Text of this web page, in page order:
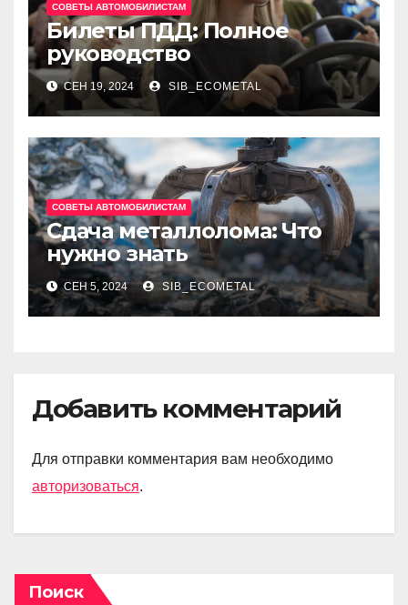
СОВЕТЫ АВТОМОБИЛИСТАМ
Билеты ПДД: Полное
руководство
СЕН 19, 2024 SIB_ECOMETAL
СОВЕТЫ АВТОМОБИЛИСТАМ
Сдача металлолома: Что
нужно знать
СЕН 5, 2024 SIB_ECOMETAL
Добавить комментарий
Для отправки комментария вам необходимо
авторизоваться.
Поиск